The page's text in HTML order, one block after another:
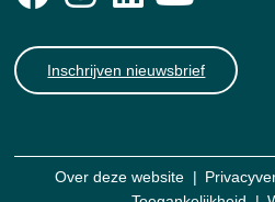
Inschrijven nieuwsbrief
Over deze website